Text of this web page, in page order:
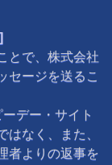
とで、株式会社
セージを送るこ
デー・サイト
なく、また、
者よりの返事を